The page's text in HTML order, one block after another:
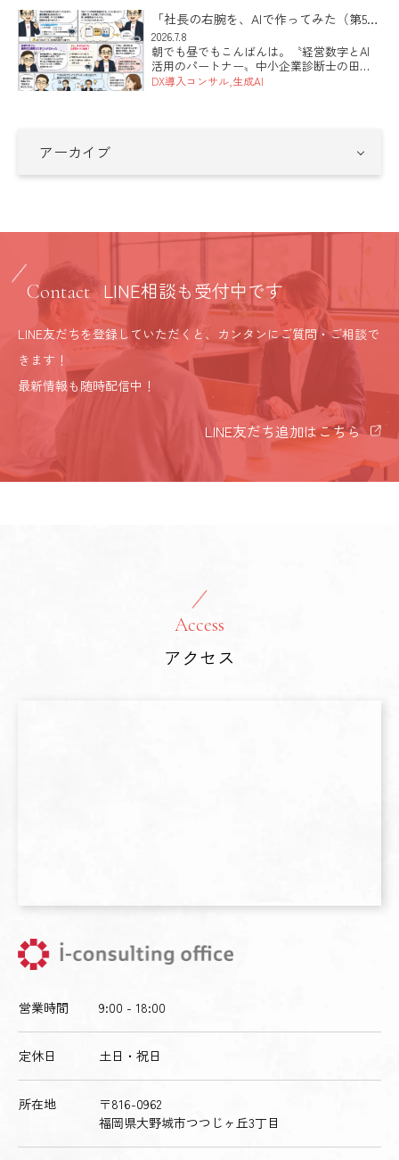
さんから、こんな言葉が出てきました。時
給に見合う働きをしてくれる […]
「社長の右腕を、AIで作ってみた（第5
回・最終回）」
2026.7.8
朝でも昼でもこんばんは。〝経営数字とAI
活用のパートナー〟中小企業診断士の田中
健太郎です。 全5回でお届けしてきた「社長
DX導入コンサル 生成AI
Contact LINE相談も受付中です
LINE友だちを登録していただくと、カンタンにご質問・ご相談で
きます！
最新情報も随時配信中！
LINE友だち追加はこちら
Access
アクセス
営業時間 9:00 - 18:00
定休日 土日・祝日
所在地
〒816-0962
福岡県大野城市つつじヶ丘3丁目